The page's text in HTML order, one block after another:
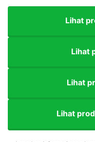
Lihat
Lihat
Lihat
Lihat